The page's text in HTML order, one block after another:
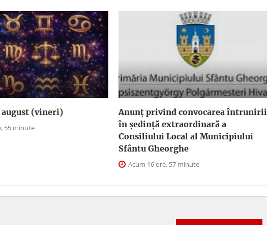
august (vineri)
55 minute
Anunţ privind convocarea întrunirii
în şedinţă extraordinară a
Consiliului Local al Municipiului
Sfântu Gheorghe
Acum 16 ore, 57 minute